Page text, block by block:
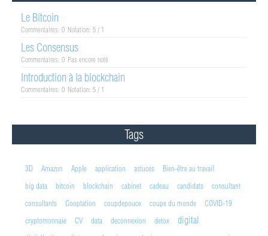
Le Bitcoin
Commentaires: 0 Notation: 5 / 1
Les Consensus
Commentaires: 0 Pas encore noté
Introduction à la blockchain
Commentaires: 0 Notation: 5 / 1
Tags
3D Amazon Apple application astuces
Bien-être au travail
big data
bitcoin blockchain cabinet cadeau candidats
consultant
consultants
Cooptation coupdepouce coupe du monde
COVID-19
cryptomonnaie
CV data deconnexion detox digital